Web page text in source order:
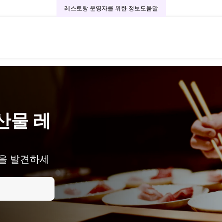
레스토랑 운영자를 위한 정보도움말
물 레
발견하세